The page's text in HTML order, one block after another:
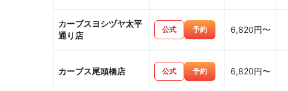
カーブスヨシヅヤ太平
通り店
公式 予約 6,820円〜
カーブス尾頭橋店 公式 予約 6,820円〜